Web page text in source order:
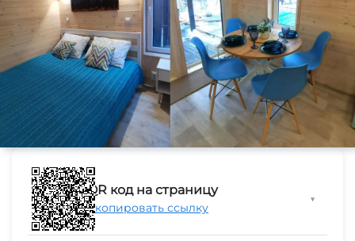
QR код на страницу
Скопировать ссылку
▼